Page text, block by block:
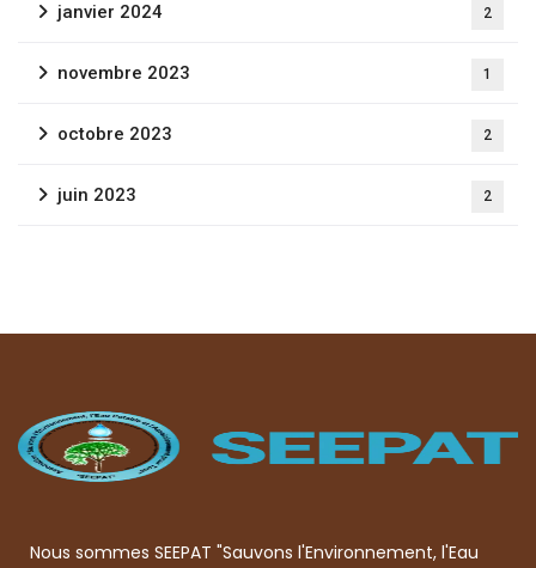
janvier 2024 2
novembre 2023 1
octobre 2023 2
juin 2023 2
Nous sommes SEEPAT "Sauvons l'Environnement, l'Eau